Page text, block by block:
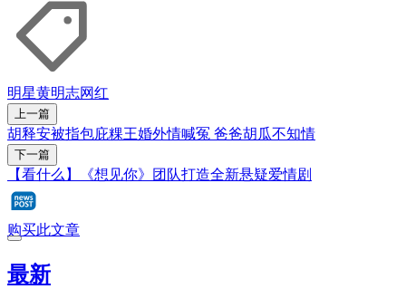
明星黄明志网红
上一篇
胡释安被指包庇粿王婚外情喊冤 爸爸胡瓜不知情
下一篇
【看什么】《想见你》团队打造全新悬疑爱情剧
购买此文章
最新